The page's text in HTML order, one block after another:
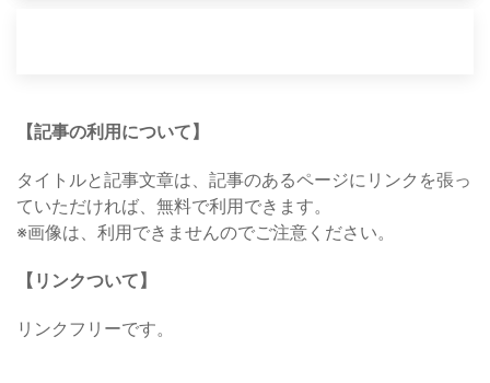
【記事の利用について】
タイトルと記事文章は、記事のあるページにリンクを張っ
ていただければ、無料で利用できます。
※画像は、利用できませんのでご注意ください。
【リンクついて】
リンクフリーです。